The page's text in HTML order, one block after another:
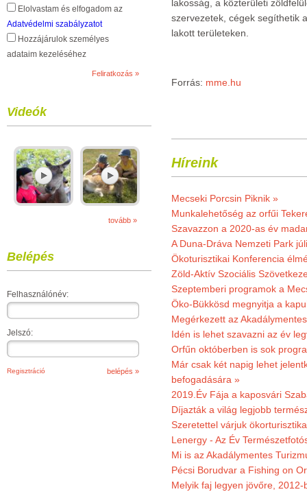
Elolvastam és elfogadom az
Adatvédelmi szabályzatot
Hozzájárulok személyes
adataim kezeléséhez
Videók
tovább »
Belépés
Felhasználónév:
Jelszó:
Regisztráció
lakosság, a közterületi
szervezetek, cégek segíthetik
lakott területeken.
Forrás: mme.hu
Híreink
Mecseki Porcsin Piknik »
Munkalehetőség az orfűi
Szavazzon a 2020-as év
A Duna-Dráva Nemzeti Park
Ökoturisztikai Konferencia
Zöld-Aktív Szociális
Szeptemberi programok a
Öko-Bükkösd megnyitja a
Megérkezett az
Idén is lehet szavazni az év
Orfűn októberben is sok
Már csak két napig lehet
befogadására »
2019.Év Fája a kaposvári
Díjazták a világ legjobb
Szeretettel várjuk
Lenergy - Az Év
Mi is az Akadálymentes
Pécsi Borudvar a Fishing on
Melyik faj legyen jövőre,